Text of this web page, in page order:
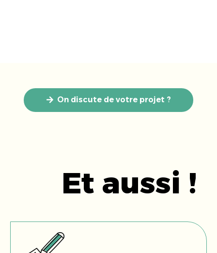
On discute de votre projet ?
Et aussi !